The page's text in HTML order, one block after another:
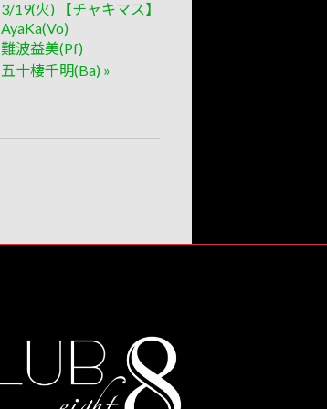
3/19(火) 【チャキマス】
AyaKa(Vo)
難波益美(Pf)
五十棲千明(Ba) »